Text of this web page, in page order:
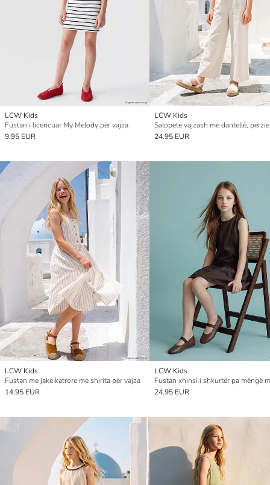
LCW Kids
Fustan i licencuar My Melody për vajza
9.95 EUR
LCW Kids
Salopetë vajzash me dantellë,
24.95 EUR
LCW Kids
Fustan me jakë katrore me shirita për vajza
14.95 EUR
LCW Kids
24.95 EUR